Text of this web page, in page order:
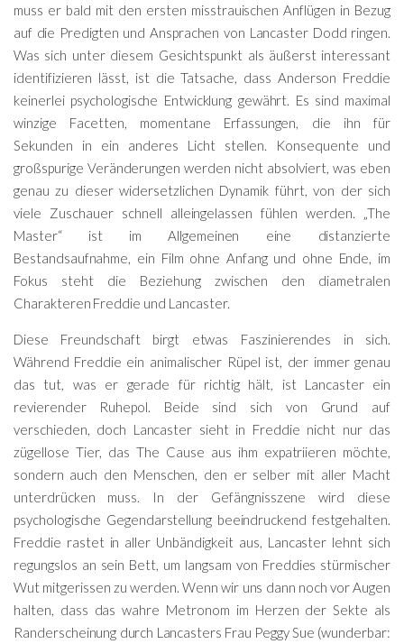
muss er bald mit den ersten misstrauischen Anflügen in Bezug
auf die Predigten und Ansprachen von Lancaster Dodd ringen.
Was sich unter diesem Gesichtspunkt als äußerst interessant
identifizieren lässt, ist die Tatsache, dass Anderson Freddie
keinerlei psychologische Entwicklung gewährt. Es sind maximal
winzige Facetten, momentane Erfassungen, die ihn für
Sekunden in ein anderes Licht stellen. Konsequente und
großspurige Veränderungen werden nicht absolviert, was eben
genau zu dieser widersetzlichen Dynamik führt, von der sich
viele Zuschauer schnell alleingelassen fühlen werden. „The
Master“ ist im Allgemeinen eine distanzierte
Bestandsaufnahme, ein Film ohne Anfang und ohne Ende, im
Fokus steht die Beziehung zwischen den diametralen
Charakteren Freddie und Lancaster.
Diese Freundschaft birgt etwas Faszinierendes in sich.
Während Freddie ein animalischer Rüpel ist, der immer genau
das tut, was er gerade für richtig hält, ist Lancaster ein
revierender Ruhepol. Beide sind sich von Grund auf
verschieden, doch Lancaster sieht in Freddie nicht nur das
zügellose Tier, das The Cause aus ihm expatriieren möchte,
sondern auch den Menschen, den er selber mit aller Macht
unterdrücken muss. In der Gefängnisszene wird diese
psychologische Gegendarstellung beeindruckend festgehalten.
Freddie rastet in aller Unbändigkeit aus, Lancaster lehnt sich
regungslos an sein Bett, um langsam von Freddies stürmischer
Wut mitgerissen zu werden. Wenn wir uns dann noch vor Augen
halten, dass das wahre Metronom im Herzen der Sekte als
Randerscheinung durch Lancasters Frau Peggy Sue (wunderbar: